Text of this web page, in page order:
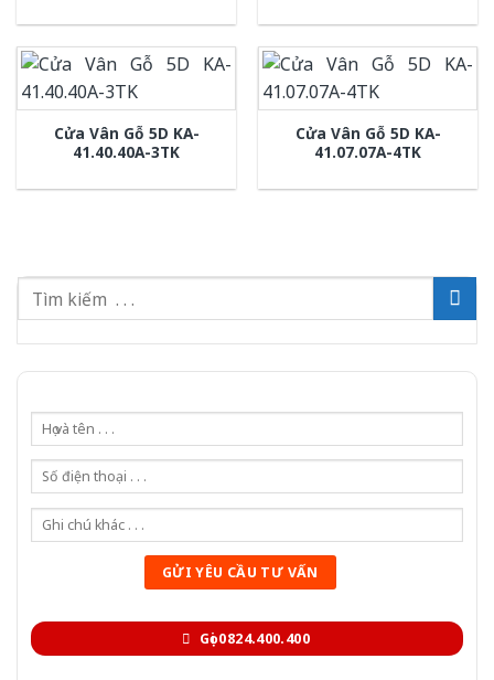
Cửa Vân Gỗ 5D KA-
41.40.40A-3TK
Cửa Vân Gỗ 5D KA-
41.07.07A-4TK
Gọi 0824.400.400